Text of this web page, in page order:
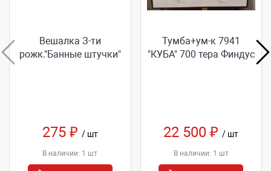
Вешалка З-ти
рожк."Банные штучки"
275 ₽ / шт
В наличии: 1 шт
Тумба+ум-к 7941
"КУБА" 700 тера Финдус
22 500 ₽/ шт
В наличии: 1 шт